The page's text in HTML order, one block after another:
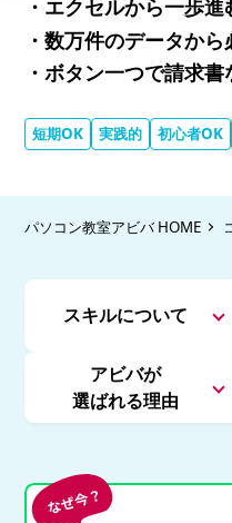
・エクセルから一歩
・数万件のデータか
・ボタン一つで請求
短期OK 実践的 初心者OK
パソコン教室アビバ HOME
スキルについて
アビバが
選ばれる理由